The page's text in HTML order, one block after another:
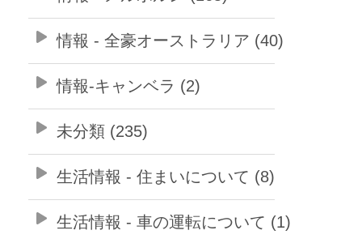
情報 - 全豪オーストラリア (40)
情報-キャンベラ (2)
未分類 (235)
生活情報 - 住まいについて (8)
生活情報 - 車の運転について (1)